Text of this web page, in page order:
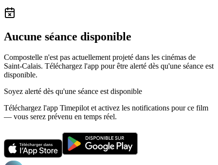
Aucune séance disponible
Compostelle n'est pas actuellement projeté dans les cinémas de
Saint-Calais. Téléchargez l'app pour être alerté dès qu'une séance est
disponible.
Soyez alerté dès qu'une séance est disponible
Téléchargez l'app Timepilot et activez les notifications pour ce film
— vous serez prévenu en temps réel.